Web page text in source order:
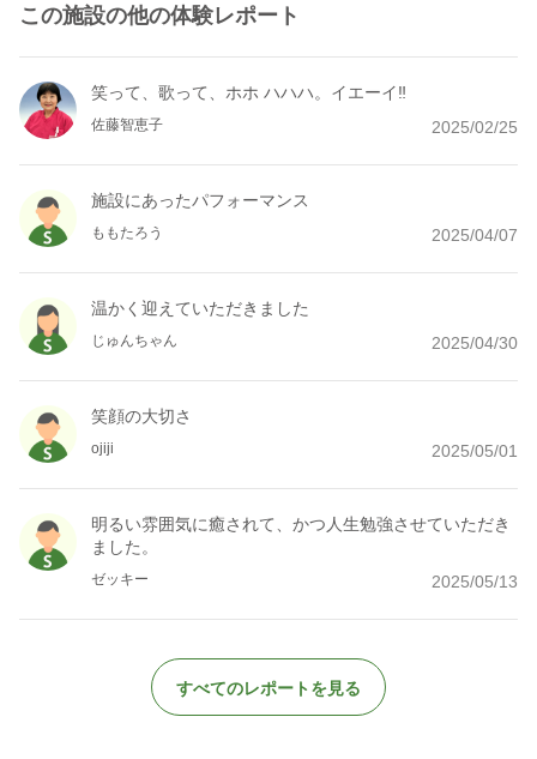
この施設の他の体験レポート
笑って、歌って、ホホ ハハハ。イエーイ‼
佐藤智恵子 2025/02/25
施設にあったパフォーマンス
ももたろう 2025/04/07
温かく迎えていただきました
じゅんちゃん 2025/04/30
笑顔の大切さ
ojiji 2025/05/01
明るい雰囲気に癒されて、かつ人生勉強させていただき
ました。
ゼッキー 2025/05/13
すべてのレポートを見る